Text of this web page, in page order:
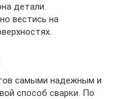
детали.
вестись на
самыми надежным и
способ сварки. По